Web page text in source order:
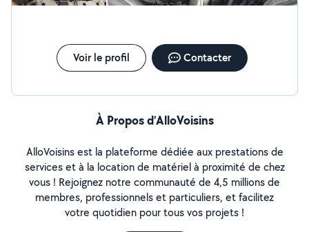
orienté solutions. Mon objectif est de garantir une
Voir le profil Contacter
À Propos d’AlloVoisins
AlloVoisins est la plateforme dédiée aux prestations de
services et à la location de matériel à proximité de chez
vous ! Rejoignez notre communauté de 4,5 millions de
membres, professionnels et particuliers, et facilitez
votre quotidien pour tous vos projets !